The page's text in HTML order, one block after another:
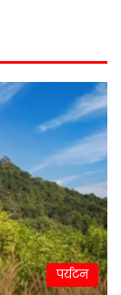
पर्यटन